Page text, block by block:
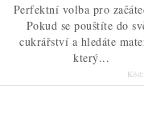
Perfektní volba pro
Pokud se pouštíte do
cukrářství a hledáte
který...
Kód: